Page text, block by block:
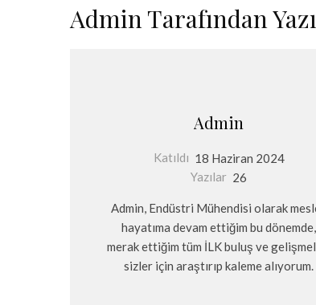
Admin Tarafından
Admin
Katıldı 18 Haziran 2024
Yazılar 26
Admin, Endüstri Mühendisi olarak
hayatıma devam ettiğim bu dönemde,
merak ettiğim tüm İLK buluş ve
sizler için araştırıp kaleme alıyorum.